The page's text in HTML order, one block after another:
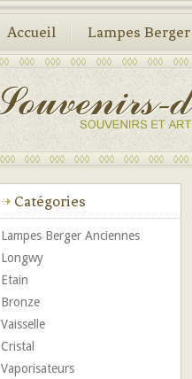
Accueil Lampes
Catégories
Lampes Berger Anciennes
Longwy
Etain
Bronze
Vaisselle
Cristal
Vaporisateurs